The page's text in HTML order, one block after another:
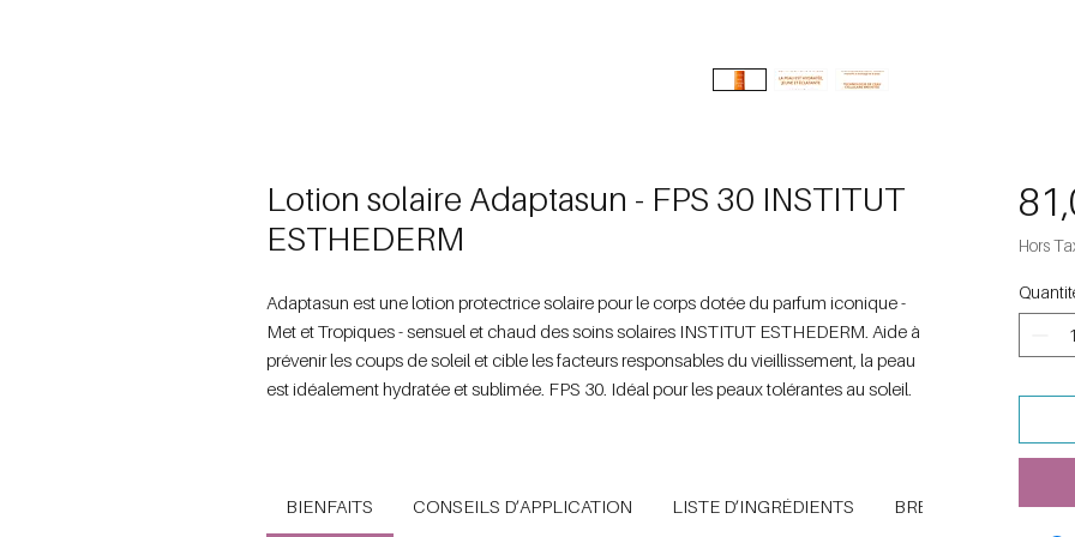
Lotion solaire Adaptasun - FPS 30 INSTITUT
ESTHEDERM
Adaptasun est une lotion protectrice solaire pour le corps dotée du parfum iconique -
Met et Tropiques - sensuel et chaud des soins solaires INSTITUT ESTHEDERM. Aide à
prévenir les coups de soleil et cible les facteurs responsables du vieillissement, la peau
est idéalement hydratée et sublimée. FPS 30. Idéal pour les peaux tolérantes au soleil.
BIENFAITS CONSEILS D’APPLICATION LISTE D’INGRÉDIENTS BREVETS ET
Hors